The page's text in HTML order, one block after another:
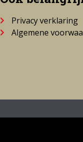
Privacy verklaring
Algemene